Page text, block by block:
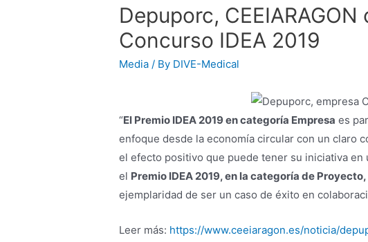
Depuporc,
Concurso IDEA 2019
Media / By DIVE-Medical
“El Premio IDEA 2019 en categoría Empresa es
enfoque desde la economía circular con un claro
el efecto positivo que puede tener su iniciativa
el Premio IDEA 2019, en la categoría de Proyecto,
ejemplaridad de ser un caso de éxito en
Leer más: https://www.ceeiaragon.es/noticia/